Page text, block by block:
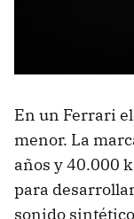
En un Ferrari
menor. La
años y 40.000
para
sonido